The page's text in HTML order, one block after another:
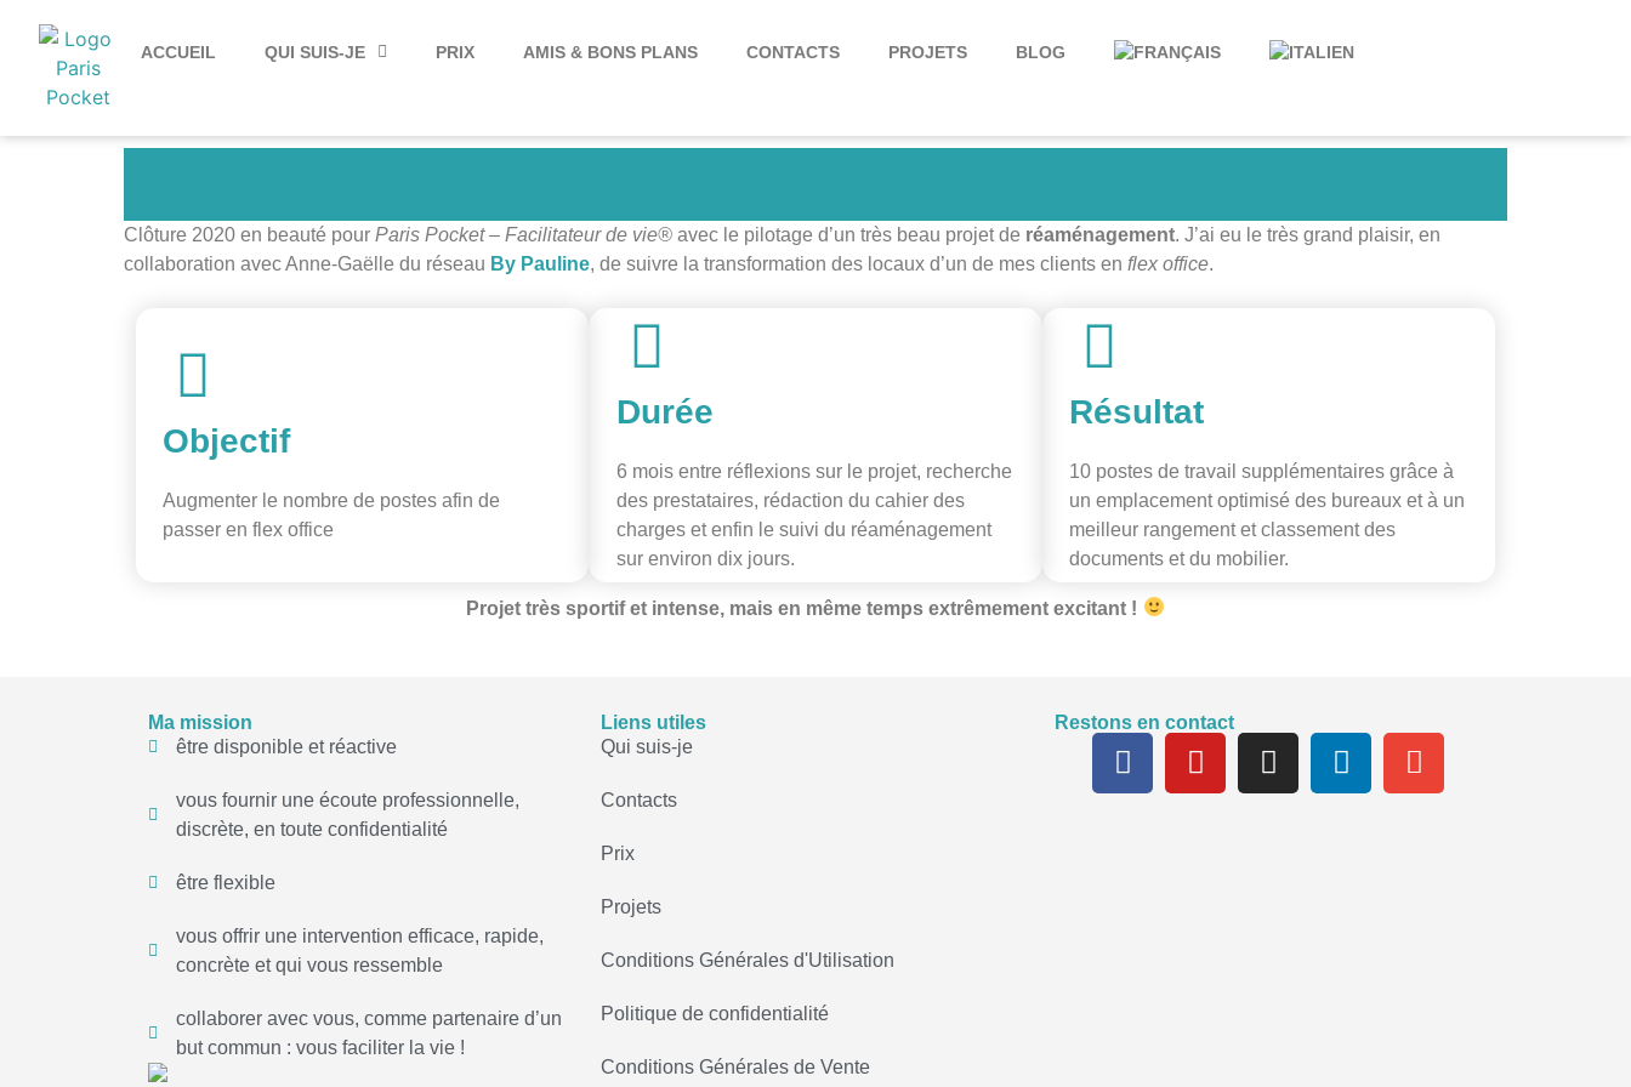
ACCUEIL QUI SUIS-JE PRIX AMIS & BONS PLANS CONTACTS PROJETS BLOG
Clôture 2020 en beauté pour Paris Pocket – Facilitateur de vie® avec le pilotage d’un très beau projet de réaménagement. J’ai eu le très grand plaisir, en
collaboration avec Anne-Gaëlle du réseau By Pauline, de suivre la transformation des locaux d’un de mes clients en flex office.
Objectif
Augmenter le nombre de postes afin de
passer en flex office
Durée
6 mois entre réflexions sur le projet, recherche
des prestataires, rédaction du cahier des
charges et enfin le suivi du réaménagement
sur environ dix jours.
Résultat
10 postes de travail supplémentaires grâce à
un emplacement optimisé des bureaux et à un
meilleur rangement et classement des
documents et du mobilier.
Projet très sportif et intense, mais en même temps extrêmement excitant !
Ma mission
être disponible et réactive
vous fournir une écoute professionnelle,
discrète, en toute confidentialité
être flexible
vous offrir une intervention efficace, rapide,
concrète et qui vous ressemble
collaborer avec vous, comme partenaire d’un
but commun : vous faciliter la vie !
Liens utiles
Qui suis-je
Contacts
Prix
Projets
Conditions Générales d'Utilisation
Politique de confidentialité
Conditions Générales de Vente
Restons en contact